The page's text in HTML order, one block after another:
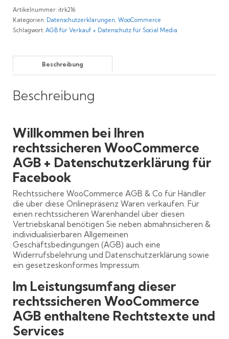
für
Facebook
Menge
Artikelnummer: itrk216
Kategorien: Datenschutzerklärungen, WooCommerce
Schlagwort: AGB für Verkauf + Datenschutz für Social Media
Beschreibung
Beschreibung
Willkommen bei Ihren
rechtssicheren WooCommerce
AGB + Datenschutzerklärung für
Facebook
Rechtssichere WooCommerce AGB & Co für Händler
die über diese Onlinepräsenz Waren verkaufen. Für
einen rechtssicheren Warenhandel über diesen
Vertriebskanal benötigen Sie neben abmahnsicheren &
individualisierbaren Allgemeinen
Geschäftsbedingungen (AGB) auch eine
Widerrufsbelehrung und Datenschutzerklärung sowie
ein gesetzeskonformes Impressum.
Im Leistungsumfang dieser
rechtssicheren WooCommerce
AGB enthaltene Rechtstexte und
Services